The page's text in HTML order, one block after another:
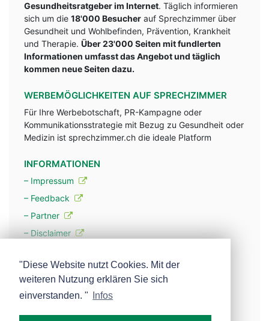
Gesundheitsratgeber im Internet. Täglich informieren
sich um die 18'000 Besucher auf Sprechzimmer über
Gesundheit und Wohlbefinden, Prävention, Krankheit
und Therapie. Über 23'000 Seiten mit fundlerten
Informationen umfasst das Angebot und täglich
kommen neue Seiten dazu.
WERBEMÖGLICHKEITEN AUF SPRECHZIMMER
Für Ihre Werbebotschaft, PR-Kampagne oder
Kommunikationsstrategie mit Bezug zu Gesundheit oder
Medizin ist sprechzimmer.ch die ideale Platform
INFORMATIONEN
– Impressum
– Feedback
– Partner
– Disclaimer
– Werbung
– Mehr über unsere Experten
"Diese Website nutzt Cookies. Mit der
weiteren Nutzung erklären Sie sich
einverstanden. "
Infos